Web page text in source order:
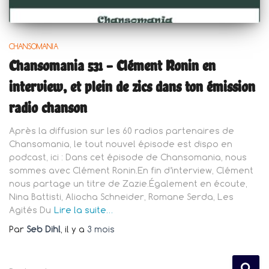
CHANSOMANIA
Chansomania 531 – Clément Ronin en
interview, et plein de zics dans ton émission
radio chanson
Après la diffusion sur les 60 radios partenaires de
Chansomania, le tout nouvel épisode est dispo en
podcast, ici : Dans cet épisode de Chansomania, nous
sommes avec Clément Ronin.En fin d’interview, Clément
nous partage un titre de Zazie.Également en écoute,
Nina Battisti, Aliocha Schneider, Romane Serda, Les
Agités Du Lire la suite…
Par Seb Dihl, il y a 3 mois
R